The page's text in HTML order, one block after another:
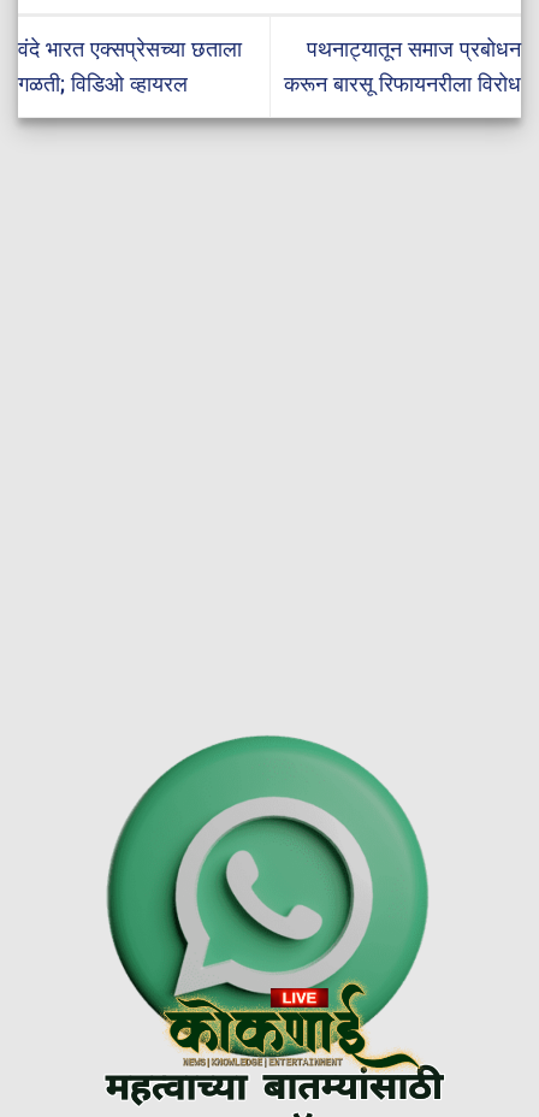
वंदे भारत एक्सप्रेसच्या छताला
गळती; विडिओ व्हायरल
पथनाट्यातून समाज प्रबोधन
करून बारसू रिफायनरीला विरोध